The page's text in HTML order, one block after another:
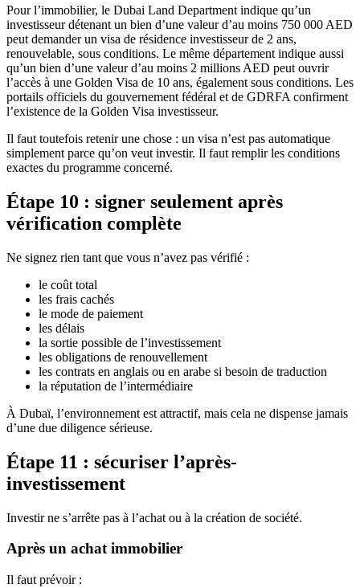
Pour l’immobilier, le Dubai Land Department indique qu’un
investisseur détenant un bien d’une valeur d’au moins 750 000 AED
peut demander un visa de résidence investisseur de 2 ans,
renouvelable, sous conditions. Le même département indique aussi
qu’un bien d’une valeur d’au moins 2 millions AED peut ouvrir
l’accès à une Golden Visa de 10 ans, également sous conditions. Les
portails officiels du gouvernement fédéral et de GDRFA confirment
l’existence de la Golden Visa investisseur.
Il faut toutefois retenir une chose : un visa n’est pas automatique
simplement parce qu’on veut investir. Il faut remplir les conditions
exactes du programme concerné.
Étape 10 : signer seulement après
vérification complète
Ne signez rien tant que vous n’avez pas vérifié :
le coût total
les frais cachés
le mode de paiement
les délais
la sortie possible de l’investissement
les obligations de renouvellement
les contrats en anglais ou en arabe si besoin de traduction
la réputation de l’intermédiaire
À Dubaï, l’environnement est attractif, mais cela ne dispense jamais
d’une due diligence sérieuse.
Étape 11 : sécuriser l’après-
investissement
Investir ne s’arrête pas à l’achat ou à la création de société.
Après un achat immobilier
Il faut prévoir :